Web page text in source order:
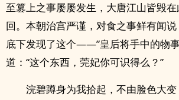
至篡上之事屡屡发生，大唐江山皆毁
回。本朝治宫严谨，对食之事鲜有闻
底下发现了这个——”皇后将手中的物
道：“这个东西，莞妃你可识得么？”
浣碧蹲身为我拾起，不由脸色大